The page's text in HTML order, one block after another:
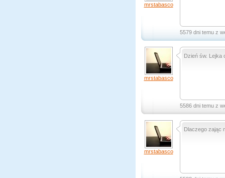
mrstabasco
5579 dni temu z
mrstabasco
Dzień św.
5586 dni temu z
mrstabasco
Dlaczego zając